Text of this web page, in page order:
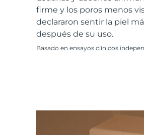
firme y los poros menos
declararon sentir la piel
después de su uso.
Basado en ensayos clínicos
All acne treatment
All revitalizing eye
Cuidado de la
Advanced pore care
Serum
For healthy hair
issa™ Teeth
18% PAP
Cosméticos